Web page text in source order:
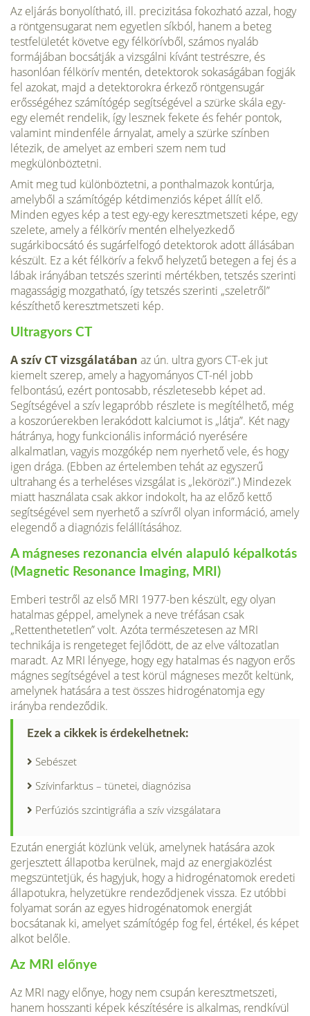
Az eljárás bonyolítható, ill. precizitása fokozható azzal, hogy
a röntgensugarat nem egyetlen síkból, hanem a beteg
testfelületét követve egy félkörívből, számos nyaláb
formájában bocsátják a vizsgálni kívánt testrészre, és
hasonlóan félkörív mentén, detektorok sokaságában fogják
fel azokat, majd a detektorokra érkező röntgensugár
erősségéhez számítógép segítségével a szürke skála egy-
egy elemét rendelik, így lesznek fekete és fehér pontok,
valamint mindenféle árnyalat, amely a szürke színben
létezik, de amelyet az emberi szem nem tud
megkülönböztetni.
Amit meg tud különböztetni, a ponthalmazok kontúrja,
amelyből a számítógép kétdimenziós képet állít elő.
Minden egyes kép a test egy-egy keresztmetszeti képe, egy
szelete, amely a félkörív mentén elhelyezkedő
sugárkibocsátó és sugárfelfogó detektorok adott állásában
készült. Ez a két félkörív a fekvő helyzetű betegen a fej és a
lábak irányában tetszés szerinti mértékben, tetszés szerinti
magasságig mozgatható, így tetszés szerinti „szeletről”
készíthető keresztmetszeti kép.
Ultragyors CT
A szív CT vizsgálatában az ún. ultra gyors CT-ek jut
kiemelt szerep, amely a hagyományos CT-nél jobb
felbontású, ezért pontosabb, részletesebb képet ad.
Segítségével a szív legapróbb részlete is megítélhető, még
a koszorúerekben lerakódott kalciumot is „látja”. Két nagy
hátránya, hogy funkcionális információ nyerésére
alkalmatlan, vagyis mozgókép nem nyerhető vele, és hogy
igen drága. (Ebben az értelemben tehát az egyszerű
ultrahang és a terheléses vizsgálat is „lekörözi”.) Mindezek
miatt használata csak akkor indokolt, ha az előző kettő
segítségével sem nyerhető a szívről olyan információ, amely
elegendő a diagnózis felállításához.
A mágneses rezonancia elvén alapuló képalkotás
(Magnetic Resonance Imaging, MRI)
Emberi testről az első MRI 1977-ben készült, egy olyan
hatalmas géppel, amelynek a neve tréfásan csak
„Rettenthetetlen” volt. Azóta természetesen az MRI
technikája is rengeteget fejlődött, de az elve változatlan
maradt. Az MRI lényege, hogy egy hatalmas és nagyon erős
mágnes segítségével a test körül mágneses mezőt keltünk,
amelynek hatására a test összes hidrogénatomja egy
irányba rendeződik.
Ezek a cikkek is érdekelhetnek:
Sebészet
Szívinfarktus – tünetei, diagnózisa
Perfúziós szcintigráfia a szív vizsgálatara
Ezután energiát közlünk velük, amelynek hatására azok
gerjesztett állapotba kerülnek, majd az energiaközlést
megszüntetjük, és hagyjuk, hogy a hidrogénatomok eredeti
állapotukra, helyzetükre rendeződjenek vissza. Ez utóbbi
folyamat során az egyes hidrogénatomok energiát
bocsátanak ki, amelyet számítógép fog fel, értékel, és képet
alkot belőle.
Az MRI előnye
Az MRI nagy előnye, hogy nem csupán keresztmetszeti,
hanem hosszanti képek készítésére is alkalmas, rendkívül